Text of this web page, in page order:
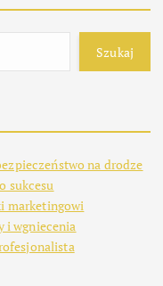
Szukaj
na drodze
sukcesu
marketingowi
i wgniecenia